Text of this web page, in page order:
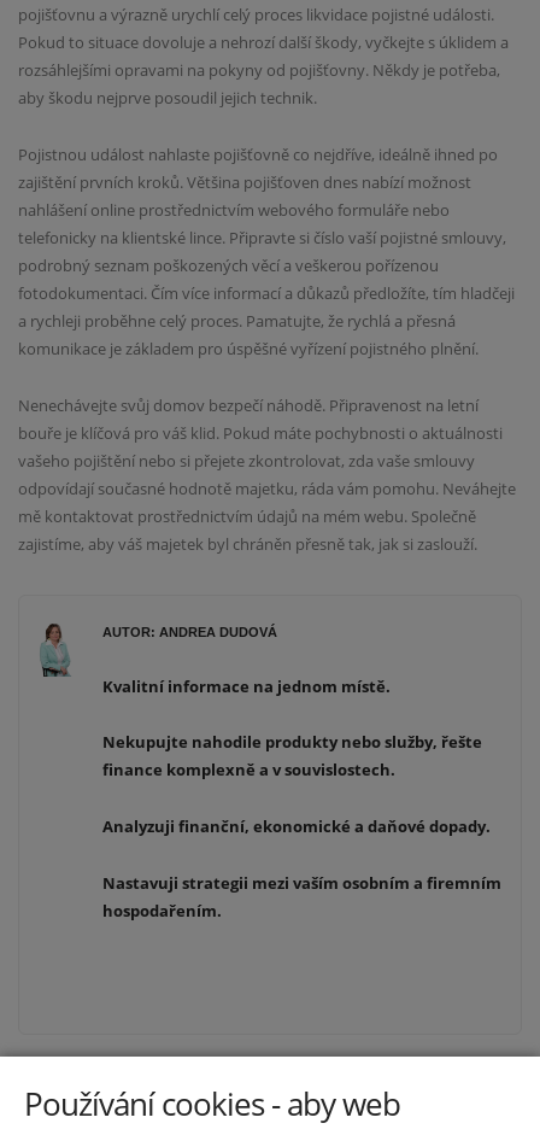
pojišťovnu a výrazně urychlí celý proces likvidace pojistné události.
Pokud to situace dovoluje a nehrozí další škody, vyčkejte s úklidem a
rozsáhlejšími opravami na pokyny od pojišťovny. Někdy je potřeba,
aby škodu nejprve posoudil jejich technik.
Pojistnou událost nahlaste pojišťovně co nejdříve, ideálně ihned po
zajištění prvních kroků. Většina pojišťoven dnes nabízí možnost
nahlášení online prostřednictvím webového formuláře nebo
telefonicky na klientské lince. Připravte si číslo vaší pojistné smlouvy,
podrobný seznam poškozených věcí a veškerou pořízenou
fotodokumentaci. Čím více informací a důkazů předložíte, tím hladčeji
a rychleji proběhne celý proces. Pamatujte, že rychlá a přesná
komunikace je základem pro úspěšné vyřízení pojistného plnění.
Nenechávejte svůj domov bezpečí náhodě. Připravenost na letní
bouře je klíčová pro váš klid. Pokud máte pochybnosti o aktuálnosti
vašeho pojištění nebo si přejete zkontrolovat, zda vaše smlouvy
odpovídají současné hodnotě majetku, ráda vám pomohu. Neváhejte
mě kontaktovat prostřednictvím údajů na mém webu. Společně
zajistíme, aby váš majetek byl chráněn přesně tak, jak si zaslouží.
AUTOR: ANDREA DUDOVÁ
Kvalitní informace na jednom místě.
Nekupujte nahodile produkty nebo služby, řešte
finance komplexně a v souvislostech.
Analyzuji finanční, ekonomické a daňové dopady.
Nastavuji strategii mezi vaším osobním a firemním
hospodařením.
Používání cookies - aby web